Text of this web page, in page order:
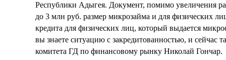
Республики Адыгея. Документ, помимо увеличения
до 3 млн руб. размер микрозайма и для физических
кредита для физических лиц, который выдается
вы знаете ситуацию с закредитованностью, и сейчас
комитета ГД по финансовому рынку Николай Гончар.